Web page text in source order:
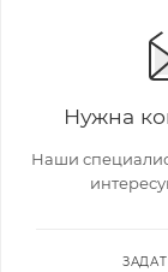
Нужна
Наши